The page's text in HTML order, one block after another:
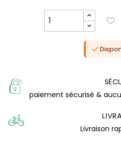

paiement sécurisé &
Livraison